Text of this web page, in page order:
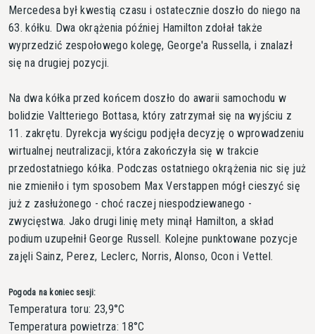
Mercedesa był kwestią czasu i ostatecznie doszło do niego na
63. kółku. Dwa okrążenia później Hamilton zdołał także
wyprzedzić zespołowego kolegę, George'a Russella, i znalazł
się na drugiej pozycji.
Na dwa kółka przed końcem doszło do awarii samochodu w
bolidzie Valtteriego Bottasa, który zatrzymał się na wyjściu z
11. zakrętu. Dyrekcja wyścigu podjęła decyzję o wprowadzeniu
wirtualnej neutralizacji, która zakończyła się w trakcie
przedostatniego kółka. Podczas ostatniego okrążenia nic się już
nie zmieniło i tym sposobem Max Verstappen mógł cieszyć się
już z zasłużonego - choć raczej niespodziewanego -
zwycięstwa. Jako drugi linię mety minął Hamilton, a skład
podium uzupełnił George Russell. Kolejne punktowane pozycje
zajęli Sainz, Perez, Leclerc, Norris, Alonso, Ocon i Vettel.
Pogoda na koniec sesji:
Temperatura toru: 23,9°C
Temperatura powietrza: 18°C